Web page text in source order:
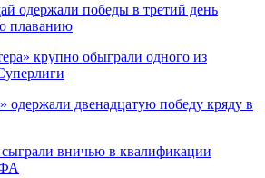
одержали победы в третий день
плаванию
крупно обыграли одного из
одержали двенадцатую победу кряду в
вничью в квалификации